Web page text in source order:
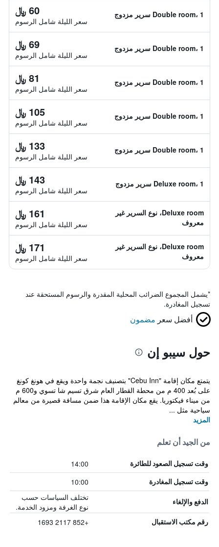
Double room، 1 سرير مزدوج 60 ﷼
سعر الليلة شامل الرسوم
Double room، 1 سرير مزدوج 69 ﷼
سعر الليلة شامل الرسوم
Double room، 1 سرير مزدوج 81 ﷼
سعر الليلة شامل الرسوم
Double room، 1 سرير مزدوج 105 ﷼
سعر الليلة شامل الرسوم
Double room، 1 سرير مزدوج 133 ﷼
سعر الليلة شامل الرسوم
Deluxe room، 1 سرير مزدوج 143 ﷼
سعر الليلة شامل الرسوم
Deluxe room، نوع السرير غير
معروف
161 ﷼
سعر الليلة شامل الرسوم
Deluxe room، نوع السرير غير
معروف
171 ﷼
سعر الليلة شامل الرسوم
*يشمل المجموع الضرائب المحلية المقدرة والرسوم المستحقة عند
تسجيل المغادرة.
أفضل سعر مضمون
حول سيبو إن
يتمتع مكان إقامة "Cebu Inn" بتصنيف نجمة واحدة ويقع في هونغ كونغ
على بُعد 400 م من محطة القطار العام شرق تسيم شا تسوي و600 م
من ميناء فيكتوريا. يقع مكان الإقامة هذا ضمن مسافة قصيرة من معالم
سياحية مثل ...
المزيد
من الجيد أن تعلم
وقت تسجيل الصعود للطائرة 14:00
وقت تسجيل المغادرة 10:00
الدفع والإلغاء
تختلف السياسات حسب
نوع الغرفة ومزود الخدمة.
رقم مكتب الاستقبال +852 2117 1693